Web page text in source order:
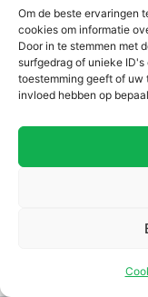
Om de beste ervaringen
cookies om informatie
Door in te stemmen met
surfgedrag of unieke
toestemming geeft of uw
invloed hebben op